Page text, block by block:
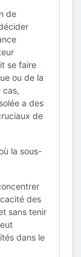
de
se faire
ou de la
cas,
a des
de
la sous-
des
sans tenir
dans le